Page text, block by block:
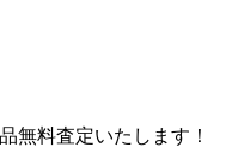
無料査定いたします！